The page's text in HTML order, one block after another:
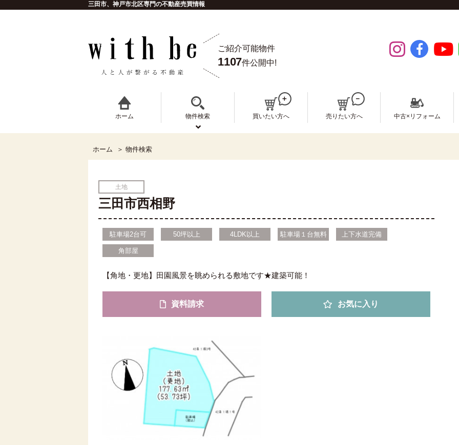
三田市、神戸市北区専門の不動産売買情報
ご紹介可能物件
1107件公開中!
ホーム 物件検索 買いたい方へ 売りたい方へ 中古×リフォーム
ホーム 物件検索
土地
三田市西相野
駐車場2台可 50坪以上 4LDK以上 駐車場１台無料 上下水道完備
角部屋
【角地・更地】田園風景を眺められる敷地です★建築可能！
資料請求 お気に入り